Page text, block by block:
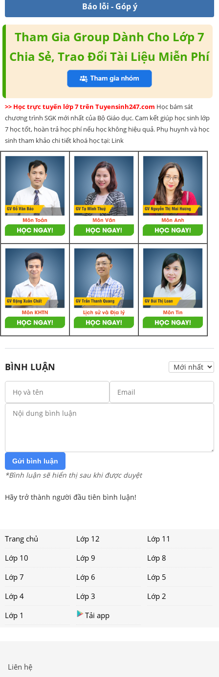
Báo lỗi - Góp ý
Tham Gia Group Dành Cho Lớp 7
Chia Sẻ, Trao Đổi Tài Liệu Miễn Phí
>> Học trực tuyến lớp 7 trên Tuyensinh247.com Học bám sát
chương trình SGK mới nhất của Bộ Giáo dục. Cam kết giúp học sinh lớp
7 học tốt, hoàn trả học phí nếu học không hiệu quả. Phụ huynh và học
sinh tham khảo chi tiết khoá học tại: Link
BÌNH LUẬN
Gửi bình luận
*Bình luận sẽ hiển thị sau khi được duyệt
Hãy trở thành người đầu tiên bình luận!
Trang chủ Lớp 12
Lớp 11
Lớp 10
Lớp 9
Lớp 8
Lớp 7
Lớp 6
Lớp 5
Lớp 4
Lớp 3
Lớp 2
Lớp 1
Tải app
Liên hệ